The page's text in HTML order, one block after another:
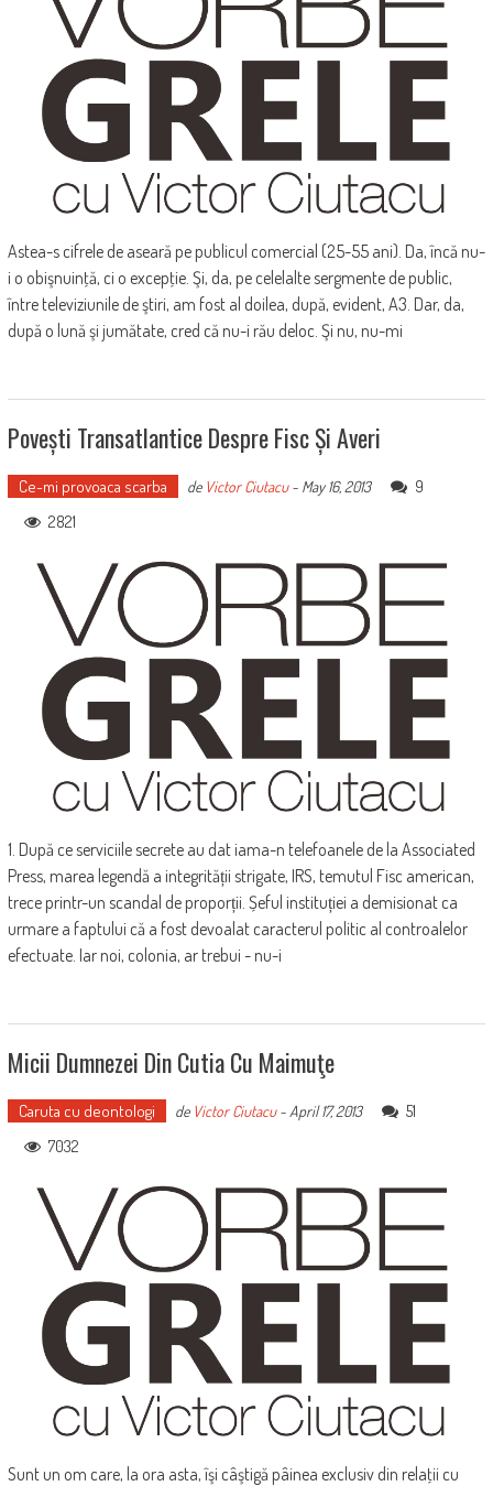
Astea-s cifrele de aseară pe publicul comercial (25-55 ani). Da, încă nu-
i o obişnuinţă, ci o excepţie. Şi, da, pe celelalte sergmente de public,
între televiziunile de ştiri, am fost al doilea, după, evident, A3. Dar, da,
după o lună şi jumătate, cred că nu-i rău deloc. Şi nu, nu-mi
Povești Transatlantice Despre Fisc Și Averi
Ce-mi provoaca scarba de Victor Ciutacu- May 16, 2013
9
2821
1. După ce serviciile secrete au dat iama-n telefoanele de la Associated
Press, marea legendă a integrității strigate, IRS, temutul Fisc american,
trece printr-un scandal de proporții. Șeful instituției a demisionat ca
urmare a faptului că a fost devoalat caracterul politic al controalelor
efectuate. Iar noi, colonia, ar trebui - nu-i
Micii Dumnezei Din Cutia Cu Maimuţe
Caruta cu deontologi de Victor Ciutacu- April 17, 2013
51
7032
Sunt un om care, la ora asta, îşi câştigă pâinea exclusiv din relaţii cu